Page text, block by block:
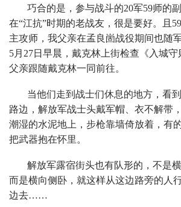
巧合的是，参与战斗的20军59师的
在“江抗”时期的老战友，很是要好。且
主攻师，我父亲在孟良崮战役期间也随
5月27日早晨，戴克林上街检查《入城守
父亲跟随戴克林一同前往。
当他们走到战士们休息的地方，看
路边，解放军战士头戴军帽、衣不解带
潮湿的水泥地上，步枪靠墙倚放着，有
把武器抱在怀里。
解放军露宿街头也有队形的，不是
而是横向侧卧，就这样从这边路旁的人
边去……